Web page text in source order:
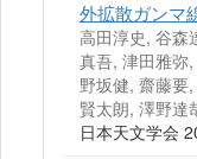
外拡散ガンマ
高田淳史, 谷森
真吾, 津田雅弥
野坂健, 齋藤要
賢太朗, 澤野達
日本天文学会